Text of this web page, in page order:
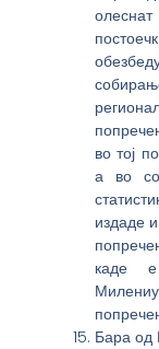
во тој
а во
издаде
каде
Бара од